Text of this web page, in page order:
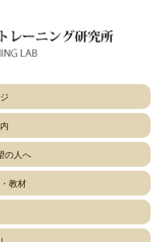
の人へ
教材